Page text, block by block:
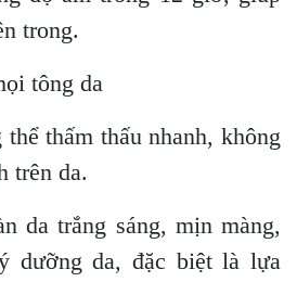
trong.
tông da
thấm thấu nhanh, không
trên da.
da trắng sáng, mịn màng,
dưỡng da, đặc biệt là lựa